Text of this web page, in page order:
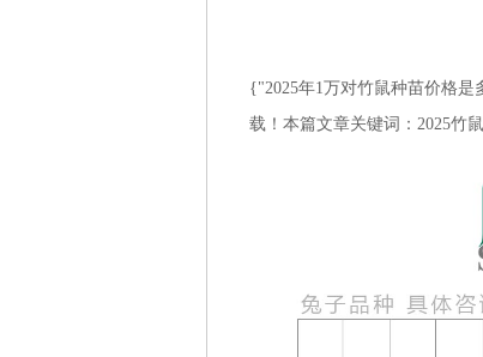
{"2025年1万对竹鼠种苗价格是
载！本篇文章关键词：2025竹